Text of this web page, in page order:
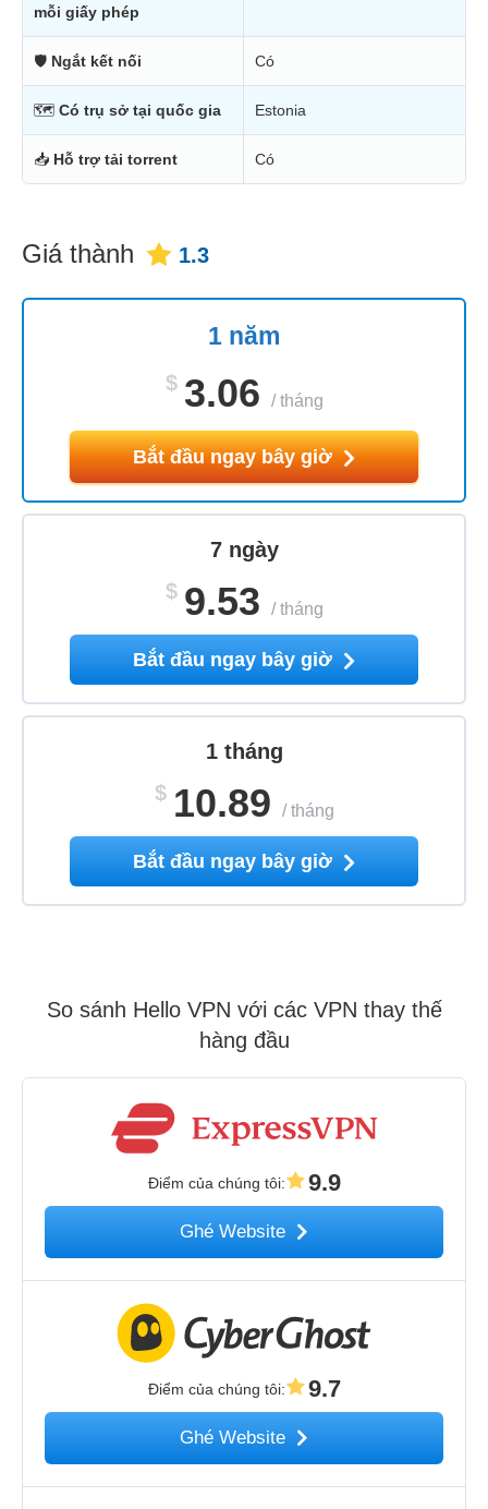
mỗi giấy phép
🛡 Ngắt kết nối Có
🗺 Có trụ sở tại quốc gia Estonia
📥 Hỗ trợ tải torrent Có
Giá thành 1.3
1 năm
$ 3.06 /tháng
Bắt đầu ngay bây giờ
7 ngày
$ 9.53 /tháng
Bắt đầu ngay bây giờ
1 tháng
$ 10.89 /tháng
Bắt đầu ngay bây giờ
So sánh Hello VPN với các VPN thay thế
hàng đầu
Điểm của chúng tôi: 9.9
Ghé Website
Điểm của chúng tôi: 9.7
Ghé Website